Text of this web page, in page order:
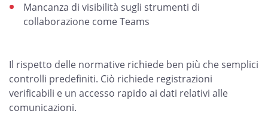
Mancanza di visibilità sugli strumenti di
collaborazione come Teams
Il rispetto delle normative richiede ben più che semplici
controlli predefiniti. Ciò richiede registrazioni
verificabili e un accesso rapido ai dati relativi alle
comunicazioni.